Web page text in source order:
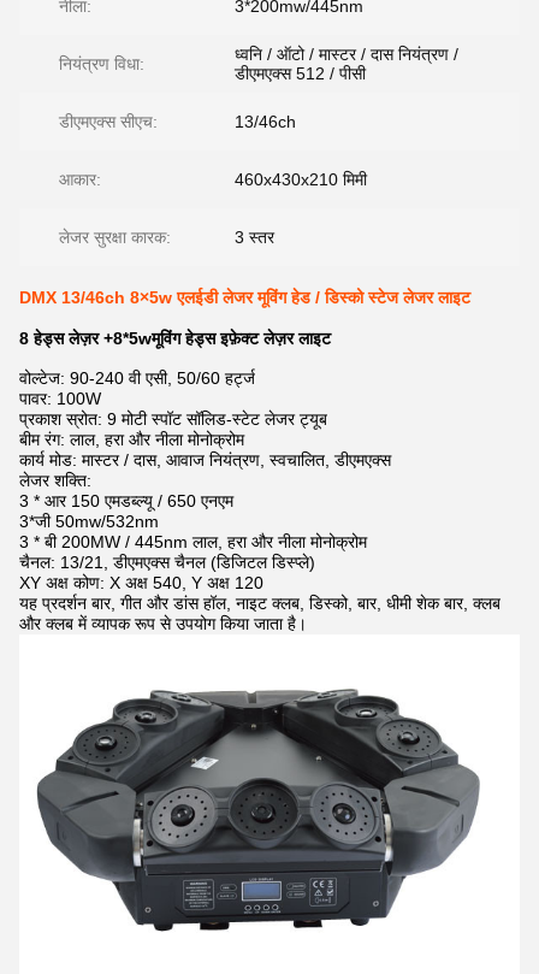
नीला: 3*200mw/445nm
नियंत्रण विधा:
ध्वनि / ऑटो / मास्टर / दास नियंत्रण /
डीएमएक्स 512 / पीसी
डीएमएक्स सीएच: 13/46ch
आकार: 460x430x210 मिमी
लेजर सुरक्षा कारक: 3 स्तर
DMX 13/46ch 8×5w एलईडी लेजर मूविंग हेड / डिस्को स्टेज लेजर लाइट
8 हेड्स लेज़र +8*5wमूविंग हेड्स इफ़ेक्ट लेज़र लाइट
वोल्टेज: 90-240 वी एसी, 50/60 हर्ट्ज
पावर: 100W
प्रकाश स्रोत: 9 मोटी स्पॉट सॉलिड-स्टेट लेजर ट्यूब
बीम रंग: लाल, हरा और नीला मोनोक्रोम
कार्य मोड: मास्टर / दास, आवाज नियंत्रण, स्वचालित, डीएमएक्स
लेजर शक्ति:
3 * आर 150 एमडब्ल्यू / 650 एनएम
3*जी 50mw/532nm
3 * बी 200MW / 445nm लाल, हरा और नीला मोनोक्रोम
चैनल: 13/21, डीएमएक्स चैनल (डिजिटल डिस्प्ले)
XY अक्ष कोण: X अक्ष 540, Y अक्ष 120
यह प्रदर्शन बार, गीत और डांस हॉल, नाइट क्लब, डिस्को, बार, धीमी शेक बार, क्लब
और क्लब में व्यापक रूप से उपयोग किया जाता है।